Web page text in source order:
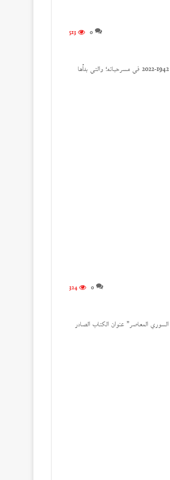
0
513
يسري الجندي يحول أحداث الحياة اليومية إلى مسرح الكاتب المسرحي والسيناريست المصري يسري الجندي 1942-2022 في مسرحياته؛ والتي بدأها
0
324
السوري المعاصر” عنوان الكتاب الصادر